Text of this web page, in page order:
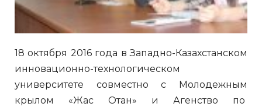
18 октября 2016 года в Западно-Казахстанском
инновационно-технологическом
университете совместно с Молодежным
крылом «Жас Отан» и Агенство по